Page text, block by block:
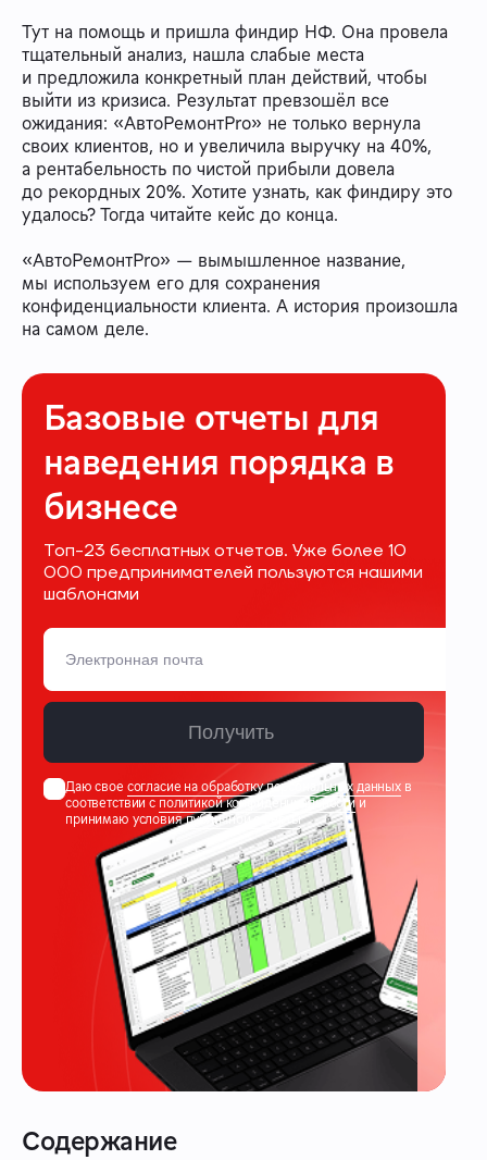
Тут на помощь и пришла финдир НФ. Она провела
тщательный анализ, нашла слабые места
и предложила конкретный план действий, чтобы
выйти из кризиса. Результат превзошёл все
ожидания: «АвтоРемонтPro» не только вернула
своих клиентов, но и увеличила выручку на 40%,
а рентабельность по чистой прибыли довела
до рекордных 20%. Хотите узнать, как финдиру это
удалось? Тогда читайте кейс до конца.
«АвтоРемонтPro» — вымышленное название,
мы используем его для сохранения
конфиденциальности клиента. А история произошла
на самом деле.
Базовые отчеты для
наведения порядка в
бизнесе
Топ-23 бесплатных отчетов. Уже более 10
000 предпринимателей пользуются нашими
шаблонами
Получить
Даю свое согласие на обработку персональных данных в
соответствии сполитикой конфиденциальностии
принимаю условияпубличной оферты
Содержание